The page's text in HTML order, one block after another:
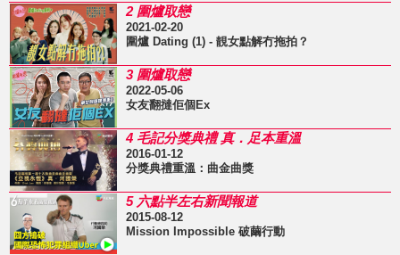
2 圍爐取戀
2021-02-20
圍爐 Dating (1) - 靚女點解冇拖拍？
3 圍爐取戀
2022-05-06
女友翻撻佢個Ex
4 毛記分獎典禮 真．足本重溫
2016-01-12
分獎典禮重溫：曲金曲獎
5 六點半左右新聞報道
2015-08-12
Mission Impossible 破繭行動